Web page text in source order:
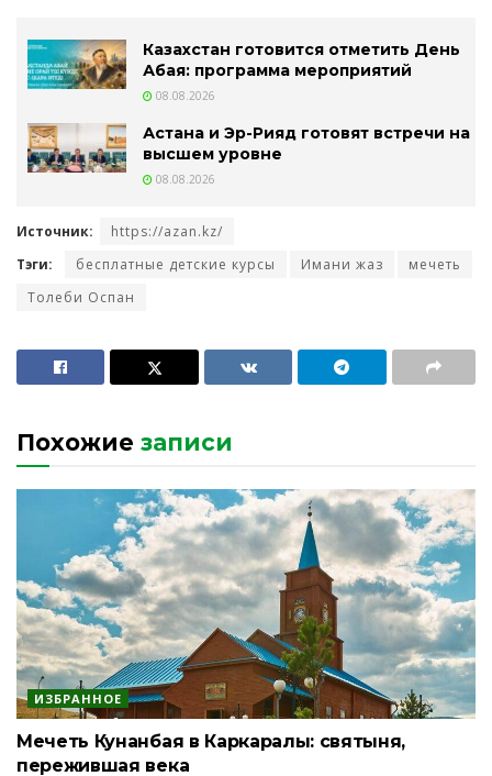
Казахстан готовится отметить День
Абая: программа мероприятий
08.08.2026
Астана и Эр-Рияд готовят встречи на
высшем уровне
08.08.2026
Источник:
https://azan.kz/
Тэги:
бесплатные детские курсы Имани жаз
мечеть
Толеби Оспан
Похожие записи
ИЗБРАННОЕ
Мечеть Кунанбая в Каркаралы: святыня,
пережившая века